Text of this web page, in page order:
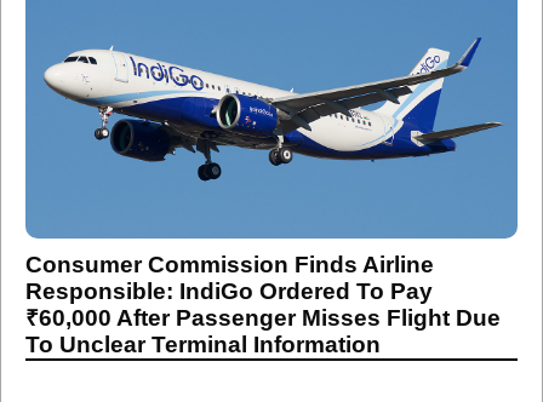
Consumer Commission Finds Airline
Responsible: IndiGo Ordered To Pay
₹60,000 After Passenger Misses Flight Due
To Unclear Terminal Information